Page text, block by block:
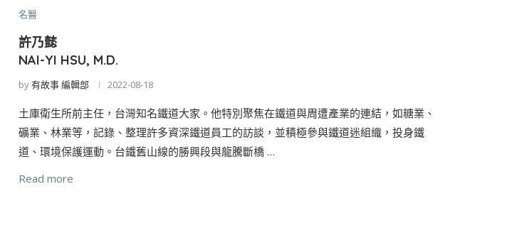
名醫
許乃懿
NAI-YI HSU, M.D.
by有故事 編輯部 2022-08-18
土庫衛生所前主任，台灣知名鐵道大家。他特別聚焦在鐵道與周遭產業的連結，如糖業、
礦業、林業等，記錄、整理許多資深鐵道員工的訪談，並積極參與鐵道迷組織，投身鐵
道、環境保護運動。台鐵舊山線的勝興段與龍騰斷橋 …
Read more